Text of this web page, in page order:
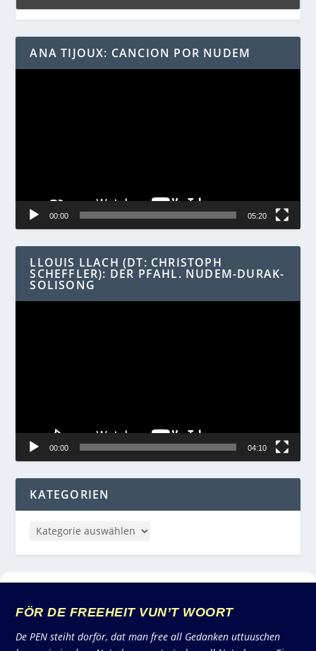
ANA TIJOUX: CANCION POR NUDEM
00:00 05:20
LLOUIS LLACH (DT: CHRISTOPH
SCHEFFLER): DER PFAHL. NUDEM-DURAK-
SOLISONG
00:00 04:10
KATEGORIEN
FÖR DE FREEHEIT VUN’T WOORT
De PEN steiht dorför, dat man free all Gedanken uttuuschen